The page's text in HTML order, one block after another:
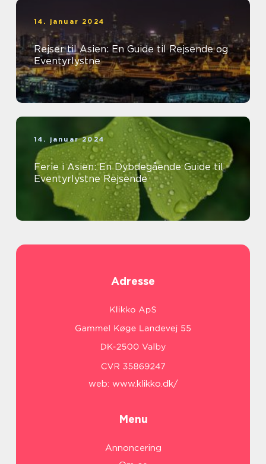
14. januar 2024
Rejser til Asien: En Guide til Rejsende og
Eventyrlystne
14. januar 2024
Ferie i Asien: En Dybdegående Guide til
Eventyrlystne Rejsende
Adresse
web: www.klikko.dk/
Menu
Annoncering